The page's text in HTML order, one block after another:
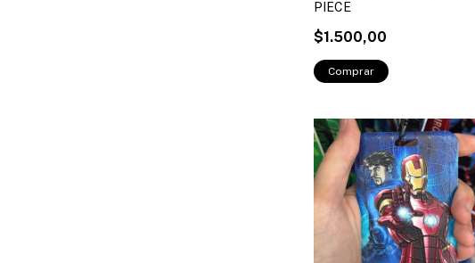
PIECE
$1.500,00